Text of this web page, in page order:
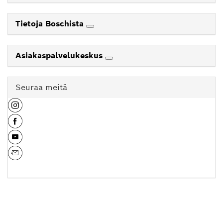
Tietoja Boschista
Asiakaspalvelukeskus
Seuraa meitä